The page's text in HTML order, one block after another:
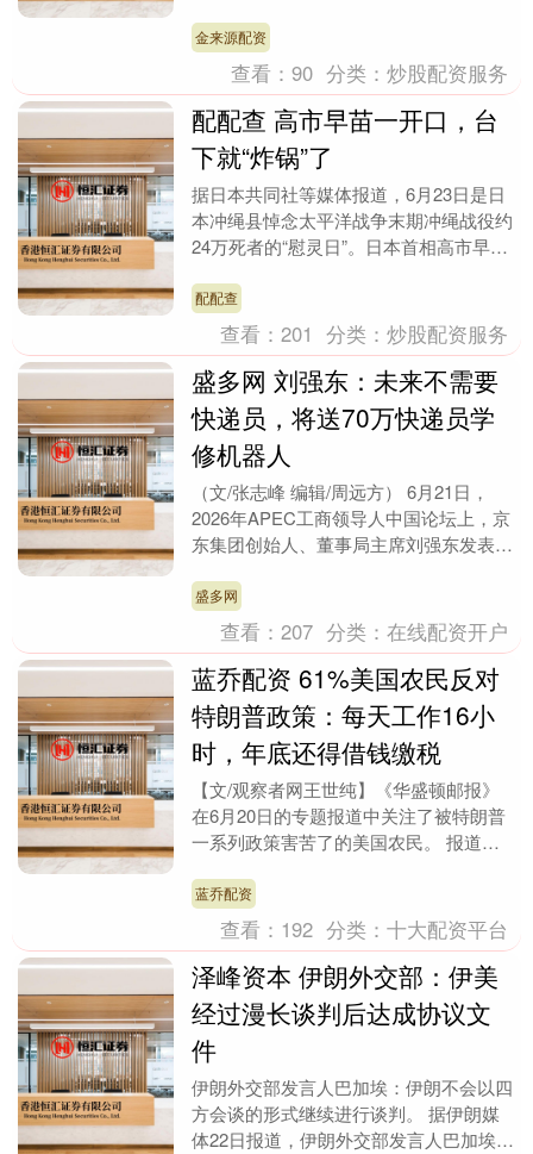
行榜中位列第....
金来源配资
查看：90 分类：炒股配资服务
配配查 高市早苗一开口，台
下就“炸锅”了
据日本共同社等媒体报道，6月23日是日
本冲绳县悼念太平洋战争末期冲绳战役约
24万死者的“慰灵日”。日本首相高市早苗
等媒体将这....
配配查
查看：201 分类：炒股配资服务
盛多网 刘强东：未来不需要
快递员，将送70万快递员学
修机器人
（文/张志峰 编辑/周远方） 6月21日，
2026年APEC工商领导人中国论坛上，京
东集团创始人、董事局主席刘强东发表演
划”....
盛多网
查看：207 分类：在线配资开户
蓝乔配资 61%美国农民反对
特朗普政策：每天工作16小
时，年底还得借钱缴税
【文/观察者网王世纯】《华盛顿邮报》
在6月20日的专题报道中关注了被特朗普
一系列政策害苦了的美国农民。 报道表
的困境。伊朗战....
蓝乔配资
查看： 192 分类：十大配资平台
泽峰资本 伊朗外交部：伊美
经过漫长谈判后达成协议文
件
伊朗外交部发言人巴加埃：伊朗不会以四
方会谈的形式继续进行谈判。 据伊朗媒
体22日报道，伊朗外交部发言人巴加埃